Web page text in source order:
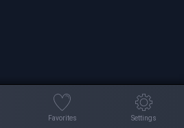
Favorites Settings